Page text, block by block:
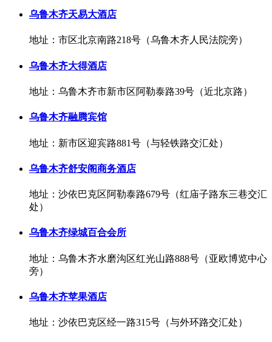
乌鲁木齐天易大酒店
地址：市区北京南路218号（乌鲁木齐人民法院旁）
乌鲁木齐大得酒店
地址：乌鲁木齐市新市区阿勒泰路39号（近北京路）
乌鲁木齐融腾宾馆
地址：新市区迎宾路881号（与轻铁路交汇处）
乌鲁木齐舒安阁商务酒店
地址：沙依巴克区阿勒泰路679号（红庙子路东三巷交汇
处）
乌鲁木齐绿城百合会所
地址：乌鲁木齐水磨沟区红光山路888号（亚欧博览中心
旁）
乌鲁木齐苹果酒店
地址：沙依巴克区经一路315号（与外环路交汇处）